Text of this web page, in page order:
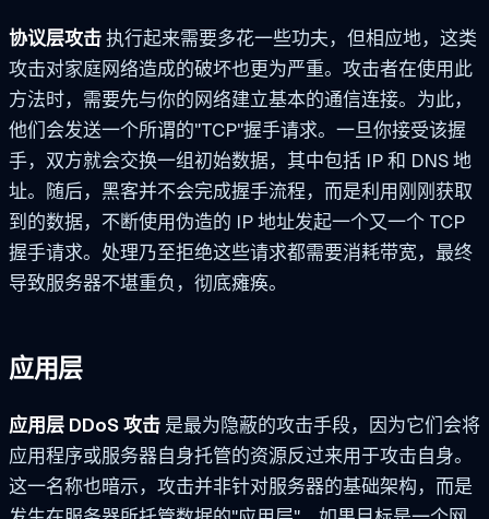
协议层攻击执行起来需要多花一些功夫，但相应地，这类
攻击对家庭网络造成的破坏也更为严重。攻击者在使用此
方法时，需要先与你的网络建立基本的通信连接。为此，
他们会发送一个所谓的"TCP"握手请求。一旦你接受该握
手，双方就会交换一组初始数据，其中包括 IP 和 DNS 地
址。随后，黑客并不会完成握手流程，而是利用刚刚获取
到的数据，不断使用伪造的 IP 地址发起一个又一个 TCP
握手请求。处理乃至拒绝这些请求都需要消耗带宽，最终
导致服务器不堪重负，彻底瘫痪。
应用层
应用层 DDoS 攻击 是最为隐蔽的攻击手段，因为它们会将
应用程序或服务器自身托管的资源反过来用于攻击自身。
这一名称也暗示，攻击并非针对服务器的基础架构，而是